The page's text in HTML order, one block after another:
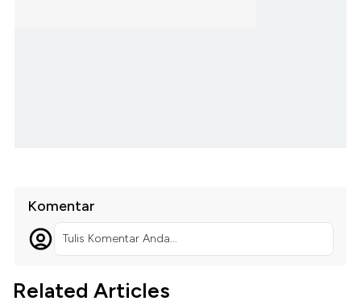
Komentar
Tulis Komentar Anda...
Related Articles